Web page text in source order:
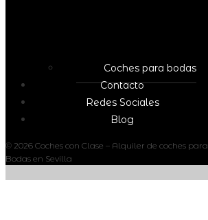
Coches para bodas
Contacto
Redes Sociales
Blog
© 2026 Coches con Clase – Alquiler de coches para
Bodas en Sevilla